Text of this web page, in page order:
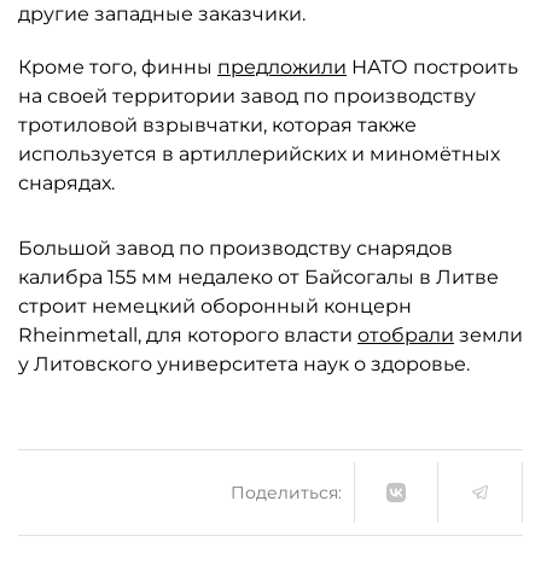
другие западные заказчики.
Кроме того, финны предложили НАТО построить
на своей территории завод по производству
тротиловой взрывчатки, которая также
используется в артиллерийских и миномётных
снарядах.
Большой завод по производству снарядов
калибра 155 мм недалеко от Байсогалы в Литве
строит немецкий оборонный концерн
Rheinmetall, для которого власти отобрали земли
у Литовского университета наук о здоровье.
Поделиться: